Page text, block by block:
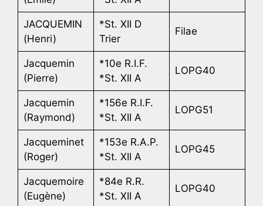
JACQUEMIN
(Henri)
*St. XII D
Trier
Filae
Jacquemin
(Pierre)
*10e R.I.F.
*St. XII A
LOPG40
Jacquemin
(Raymond)
*156e R.I.F.
*St. XII A
LOPG51
Jacqueminet
(Roger)
*153e R.A.P.
*St. XII A
LOPG45
Jacquemoire
(Eugène)
*84e R.R.
*St. XII A
LOPG40